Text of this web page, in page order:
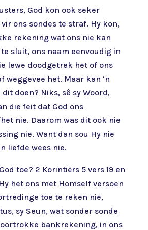
God kon ook seker
ons sondes te straf. Hy kon,
rekening wat ons nie kan
sluit, ons naam eenvoudig in
lewe doodgetrek het of ons
weggevee het. Maar kan ‘n
doen? Niks, sê sy Woord,
die feit dat God ons
nie. Daarom was dit ook nie
nie. Want dan sou Hy nie
liefde wees nie.
toe? 2 Korintiërs 5 vers 19 en
het ons met Homself versoen
toe te reken nie,
sy Seun, wat sonder sonde
oortrokke bankrekening, in ons